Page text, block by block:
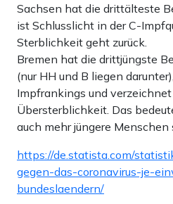
Sachsen hat die drittälteste
ist Schlusslicht in der C-
Sterblichkeit geht zurück.
Bremen hat die drittjüngste
(nur HH und B liegen
Impfrankings und
Übersterblichkeit. Das
auch mehr jüngere Menschen
https://de.statista.com/
gegen-das-coronavirus-je-
bundeslaendern/